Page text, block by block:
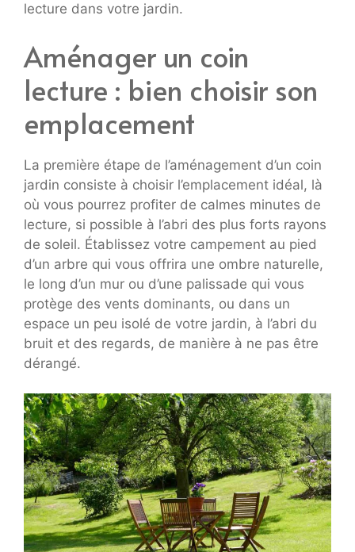
lecture dans votre jardin.
Aménager un coin
lecture : bien choisir son
emplacement
La première étape de l’aménagement d’un coin
jardin consiste à choisir l’emplacement idéal, là
où vous pourrez profiter de calmes minutes de
lecture, si possible à l’abri des plus forts rayons
de soleil. Établissez votre campement au pied
d’un arbre qui vous offrira une ombre naturelle,
le long d’un mur ou d’une palissade qui vous
protège des vents dominants, ou dans un
espace un peu isolé de votre jardin, à l’abri du
bruit et des regards, de manière à ne pas être
dérangé.